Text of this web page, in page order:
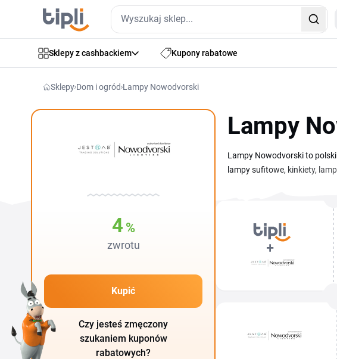
Sklepy z cashbackiem Kupony rabatowe
Sklepy Dom i ogród Lampy Nowodvorski
4 %
zwrotu
Kupić
Czy jesteś zmęczony
szukaniem kuponów
rabatowych?
Lampy
Lampy Nowodvorski to
lampy sufitowe, kinkiety,
kwotowe oraz kupony
zaktualizowana zgodnie z